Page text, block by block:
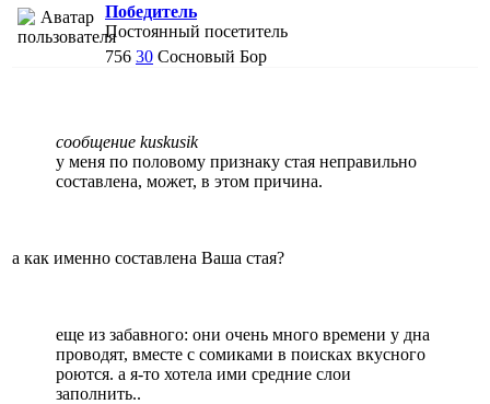
Победитель
Постоянный посетитель
756 30 Сосновый Бор
сообщение kuskusik
у меня по половому признаку стая неправильно
составлена, может, в этом причина.
а как именно составлена Ваша стая?
еще из забавного: они очень много времени у дна
проводят, вместе с сомиками в поисках вкусного
роются. а я-то хотела ими средние слои
заполнить..